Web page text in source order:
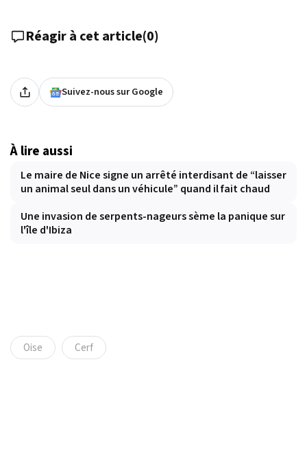
Réagir à cet article(0)
Suivez-nous sur Google
À lire aussi
Le maire de Nice signe un arrêté interdisant de “laisser
un animal seul dans un véhicule” quand il fait chaud
Une invasion de serpents-nageurs sème la panique sur
l'île d'Ibiza
Oise Cerf